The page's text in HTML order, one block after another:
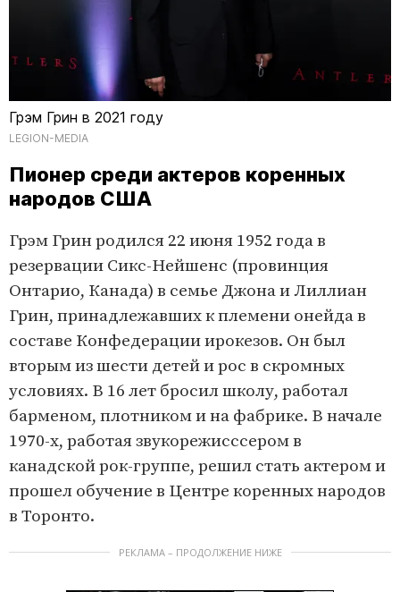
Грэм Грин в 2021 году
LEGION-MEDIA
Пионер среди актеров коренных
народов США
Грэм Грин родился 22 июня 1952 года в
резервации Сикс-Нейшенс (провинция
Онтарио, Канада) в семье Джона и Лиллиан
Грин, принадлежавших к племени онейда в
составе Конфедерации ирокезов. Он был
вторым из шести детей и рос в скромных
условиях. В 16 лет бросил школу, работал
барменом, плотником и на фабрике. В начале
1970-х, работая звукорежисссером в
канадской рок-группе, решил стать актером и
прошел обучение в Центре коренных народов
в Торонто.
РЕКЛАМА – ПРОДОЛЖЕНИЕ НИЖЕ